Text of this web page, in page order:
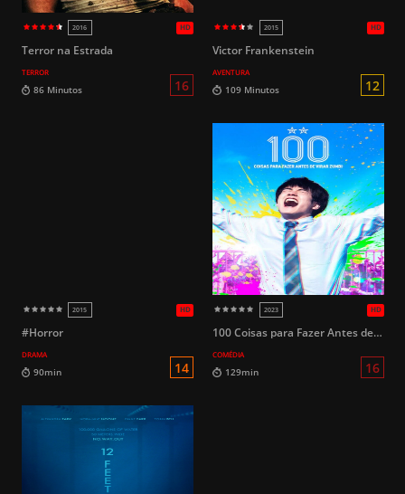
HD
Terror na Estrada
TERROR
16
2015
Victor Frankenstein
AVENTURA
109 Minutos
#Horror
DRAMA
100 Coisas para Fazer Antes de Virar Zumbi
COMÉDIA